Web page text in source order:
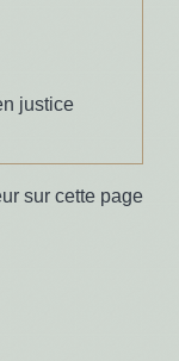
justice
sur cette page